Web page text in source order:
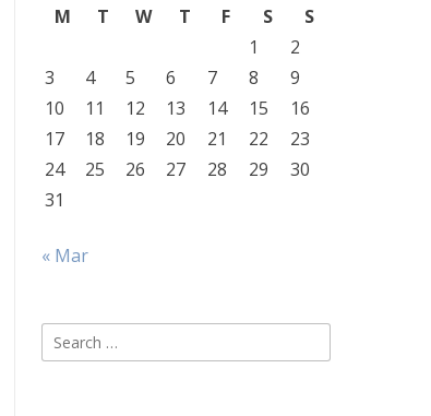
M
T W T F S
S
1
2
3
4 5 6 7 8
9
10
11 12 13 14 15
16
17
18 19 20 21 22
23
24
25 26 27 28 29
30
31
« Mar
Search
for: